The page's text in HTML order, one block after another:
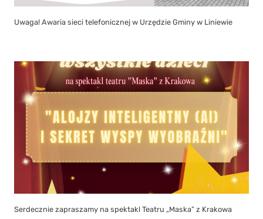
Uwaga! Awaria sieci telefonicznej w Urzędzie Gminy w Liniewie
Serdecznie zapraszamy na spektakl Teatru „Maska” z Krakowa